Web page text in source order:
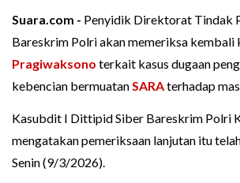
Suara.com - Penyidik Direktorat Tindak
Bareskrim Polri akan memeriksa kembali
Pragiwaksono terkait kasus dugaan
kebencian bermuatanSARAterhadap
Kasubdit I Dittipid Siber Bareskrim Polri
mengatakan pemeriksaan lanjutan itu
Senin (9/3/2026).